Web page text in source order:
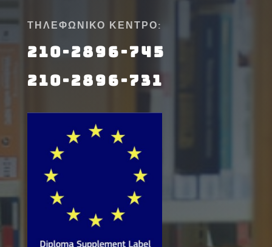
ΤΗΛΕΦΩΝΙΚΟ ΚΕΝΤΡΟ:
210-2896-745
210-2896-731